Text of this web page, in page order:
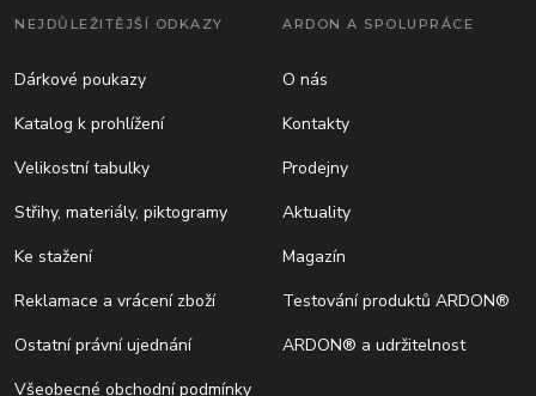
NEJDŮLEŽITĚJŠÍ ODKAZY
Dárkové poukazy
Katalog k prohlížení
Velikostní tabulky
Střihy, materiály, piktogramy
Ke stažení
Reklamace a vrácení zboží
Ostatní právní ujednání
Všeobecné obchodní podmínky
ARDON A SPOLUPRÁCE
O nás
Kontakty
Prodejny
Aktuality
Magazín
Testování produktů ARDON®
ARDON® a udržitelnost